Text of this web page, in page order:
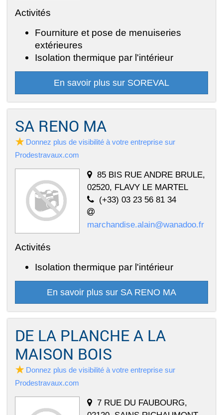
Activités
Fourniture et pose de menuiseries
extérieures
Isolation thermique par l'intérieur
En savoir plus sur SOREVAL
SA RENO MA
Donnez plus de visibilité à votre entreprise sur
Prodestravaux.com
85 BIS RUE ANDRE BRULE,
02520, FLAVY LE MARTEL
(+33) 03 23 56 81 34
marchandise.alain@wanadoo.fr
Activités
Isolation thermique par l'intérieur
En savoir plus sur SA RENO MA
DE LA PLANCHE A LA
MAISON BOIS
Donnez plus de visibilité à votre entreprise sur
Prodestravaux.com
7 RUE DU FAUBOURG,